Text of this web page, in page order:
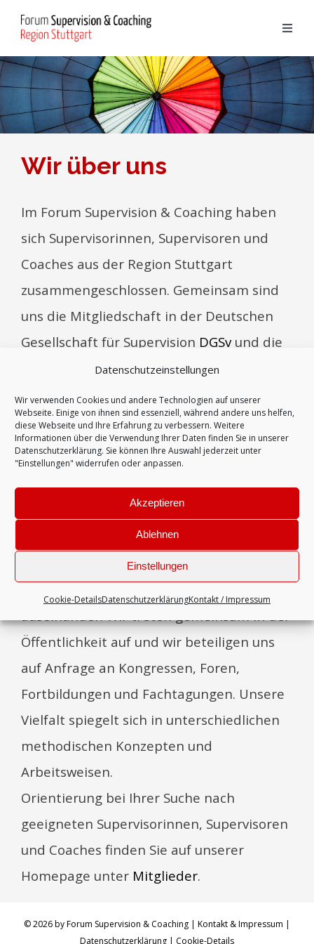
Datenschutzeinstellungen
Wir verwenden Cookies und andere Technologien auf unserer
Webseite. Einige von ihnen sind essenziell, während andere uns helfen,
diese Webseite und Ihre Erfahrung zu verbessern. Weitere
Informationen über die Verwendung Ihrer Daten finden Sie in unserer
Datenschutzerklärung. Sie können Ihre Auswahl jederzeit unter
"Einstellungen" widerrufen oder anpassen.
Akzeptieren
Ablehnen
Einstellungen
Cookie-DetailsDatenschutzerklärungKontakt / Impressum
Inhalt
Start
Wir über uns
Supervision
Mitglieder
Termine
Links
Kontakt & Impressum
Wir über uns
Im Forum Supervision & Coaching haben
sich Supervisorinnen, Supervisoren und
Coaches aus der Region Stuttgart
zusammengeschlossen. Gemeinsam sind
uns die Mitgliedschaft in der Deutschen
Gesellschaft für Supervision DGSvund die
Qualitätsanforderungen dieses
Berufsverbandes.
Das Forum ist eine
gemeinsame Plattform für professionelle
Supervisorinnen, Supervisoren und
Coaches im Raum Stuttgart.
Wir diskutieren fachliche Fragen und
setzen uns mit den gravierenden
Veränderungen in der Arbeitswelt und
Öffentlichkeit auf und wir beteiligen uns
auf Anfrage an Kongressen, Foren,
Fortbildungen und Fachtagungen. Unsere
Vielfalt spiegelt sich in unterschiedlichen
methodischen Konzepten und
Arbeitsweisen.
Orientierung bei Ihrer Suche nach
geeigneten Supervisorinnen, Supervisoren
und Coaches finden Sie auf unserer
Homepage unter Mitglieder.
©2026 byForum Supervision & Coaching | Kontakt & Impressum |
Datenschutzerklärung | Cookie-Details